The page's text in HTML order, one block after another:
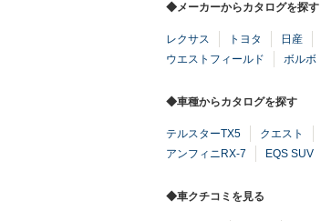
◆メーカーからカタログを探す
レクサス トヨタ 日産
ウエストフィールド
ボルボ
◆車種からカタログを探す
テルスターTX5 クエスト
アンフィニRX-7
EQS SUV
◆車クチコミを見る